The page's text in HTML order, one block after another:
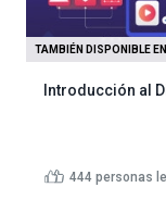
TAMBIÉN DISPONIBLE EN
Introducción al
444 personas